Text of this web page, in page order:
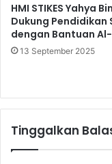
HMI STIKES Yahya
Dukung Pendidikan
dengan Bantuan Al-
13 September 2025
Tinggalkan